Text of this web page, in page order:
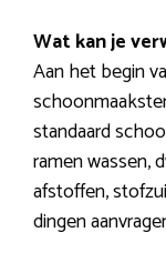
Wat kan je
Aan het begin
standaard
ramen wassen,
afstoffen,
dingen